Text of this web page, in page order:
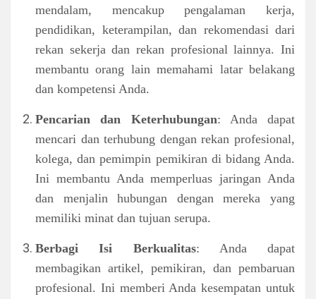
mendalam, mencakup pengalaman kerja,
pendidikan, keterampilan, dan rekomendasi dari
rekan sekerja dan rekan profesional lainnya. Ini
membantu orang lain memahami latar belakang
dan kompetensi Anda.
Pencarian dan Keterhubungan: Anda dapat
mencari dan terhubung dengan rekan profesional,
kolega, dan pemimpin pemikiran di bidang Anda.
Ini membantu Anda memperluas jaringan Anda
dan menjalin hubungan dengan mereka yang
memiliki minat dan tujuan serupa.
Berbagi Isi Berkualitas: Anda dapat
membagikan artikel, pemikiran, dan pembaruan
profesional. Ini memberi Anda kesempatan untuk